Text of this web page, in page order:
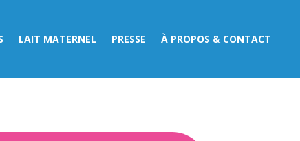
LAIT MATERNEL PRESSE À PROPOS & CONTACT